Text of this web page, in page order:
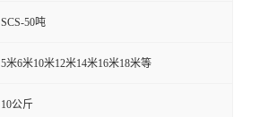
SCS-50吨
5米6米10米12米14米16米18米等
10公斤